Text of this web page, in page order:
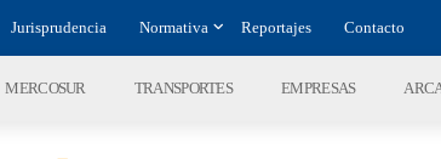
Jurisprudencia Normativa Reportajes Contacto
MERCOSUR TRANSPORTES EMPRESAS